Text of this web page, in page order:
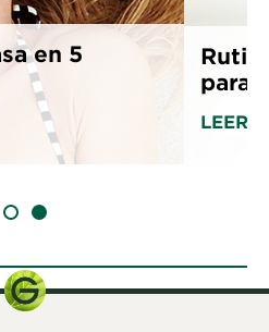
en 5
para
LEER
SLIDE 1SLIDE 2